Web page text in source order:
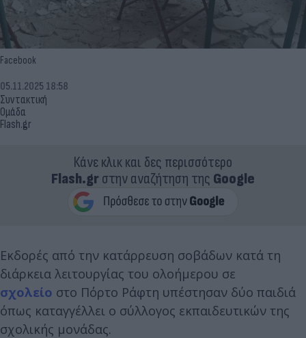
Facebook
Συντακτική
Ομάδα
Flash.gr
05.11.2025 18:58
Κάνε κλικ και δες περισσότερο
Flash.grστην αναζήτηση της Google
Εκδορές από την κατάρρευση σοβάδων κατά τη
διάρκεια λειτουργίας του ολοήμερου σε
σχολείο στο Πόρτο Ράφτη υπέστησαν δύο παιδιά
όπως καταγγέλλει ο σύλλογος εκπαιδευτικών της
σχολικής μονάδας.